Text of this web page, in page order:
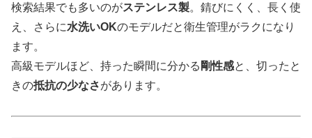
検索結果でも多いのがステンレス製。錆びにくく、長く使
え、さらに水洗いOKのモデルだと衛生管理がラクになり
ます。
高級モデルほど、持った瞬間に分かる 剛性感と、切ったと
きの抵抗の少なさがあります。